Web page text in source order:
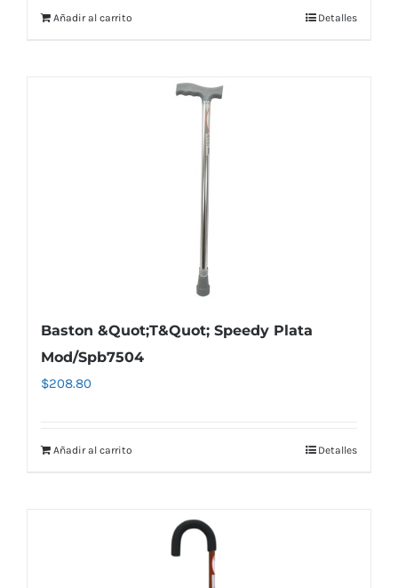
Añadir al carrito Detalles
Baston &Quot;T&Quot; Speedy Plata
Mod/Spb7504
$208.80
Añadir al carrito Detalles